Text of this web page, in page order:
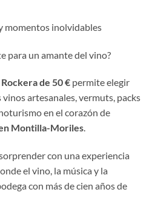
momentos inolvidables
para un amante del vino?
de 50 € permite elegir
artesanales, vermuts, packs
en el corazón de
Montilla-Moriles.
con una experiencia
el vino, la música y la
con más de cien años de